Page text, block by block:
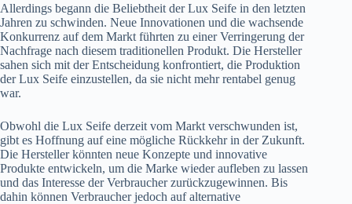
Allerdings begann die Beliebtheit der Lux Seife in den letzten
Jahren zu schwinden. Neue Innovationen und die wachsende
Konkurrenz auf dem Markt führten zu einer Verringerung der
Nachfrage nach diesem traditionellen Produkt. Die Hersteller
sahen sich mit der Entscheidung konfrontiert, die Produktion
der Lux Seife einzustellen, da sie nicht mehr rentabel genug
war.
Obwohl die Lux Seife derzeit vom Markt verschwunden ist,
gibt es Hoffnung auf eine mögliche Rückkehr in der Zukunft.
Die Hersteller könnten neue Konzepte und innovative
Produkte entwickeln, um die Marke wieder aufleben zu lassen
und das Interesse der Verbraucher zurückzugewinnen. Bis
dahin können Verbraucher jedoch auf alternative